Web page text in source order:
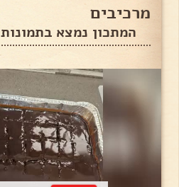
מרכיבים
המתכון נמצא בתמונות